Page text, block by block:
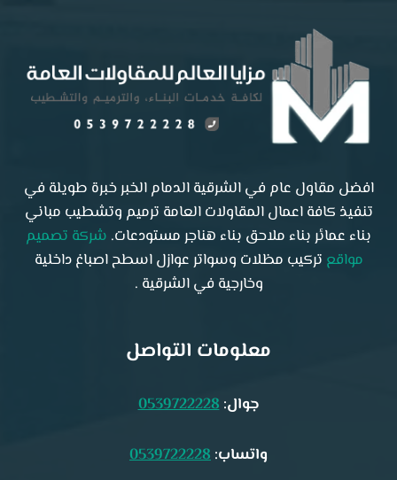
افضل مقاول عام في الشرقية الدمام الخبر خبرة طويلة في
تنفيذ كافة اعمال المقاولات العامة ترميم وتشطيب مباني
بناء عمائر بناء ملاحق بناء هناجر مستودعات. شركة تصميم
مواقع تركيب مظلات وسواتر عوازل اسطح اصباغ داخلية
وخارجية في الشرقية .
معلومات التواصل
جوال:0539722228
واتساب:0539722228